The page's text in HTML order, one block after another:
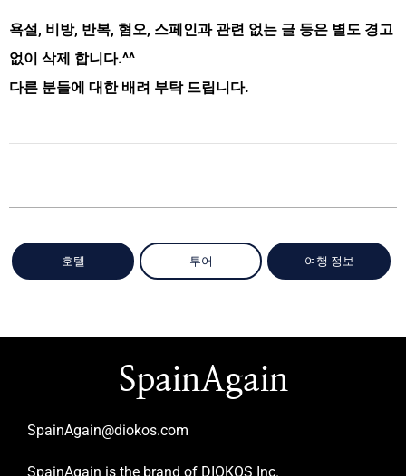
욕설, 비방, 반복, 혐오, 스페인과 관련 없는 글 등은 별도 경고
없이 삭제 합니다.^^
다른 분들에 대한 배려 부탁 드립니다.
호텔 투어 여행 정보
SpainAgain
SpainAgain@diokos.com
SpainAgain is the brand of DIOKOS Inc.